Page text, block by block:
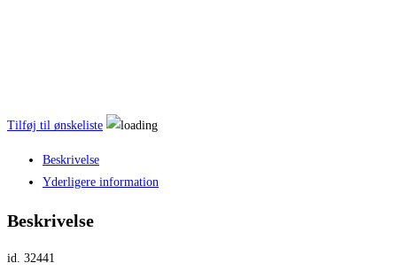
Tilføj til ønskeliste
Beskrivelse
Yderligere information
Beskrivelse
id. 32441